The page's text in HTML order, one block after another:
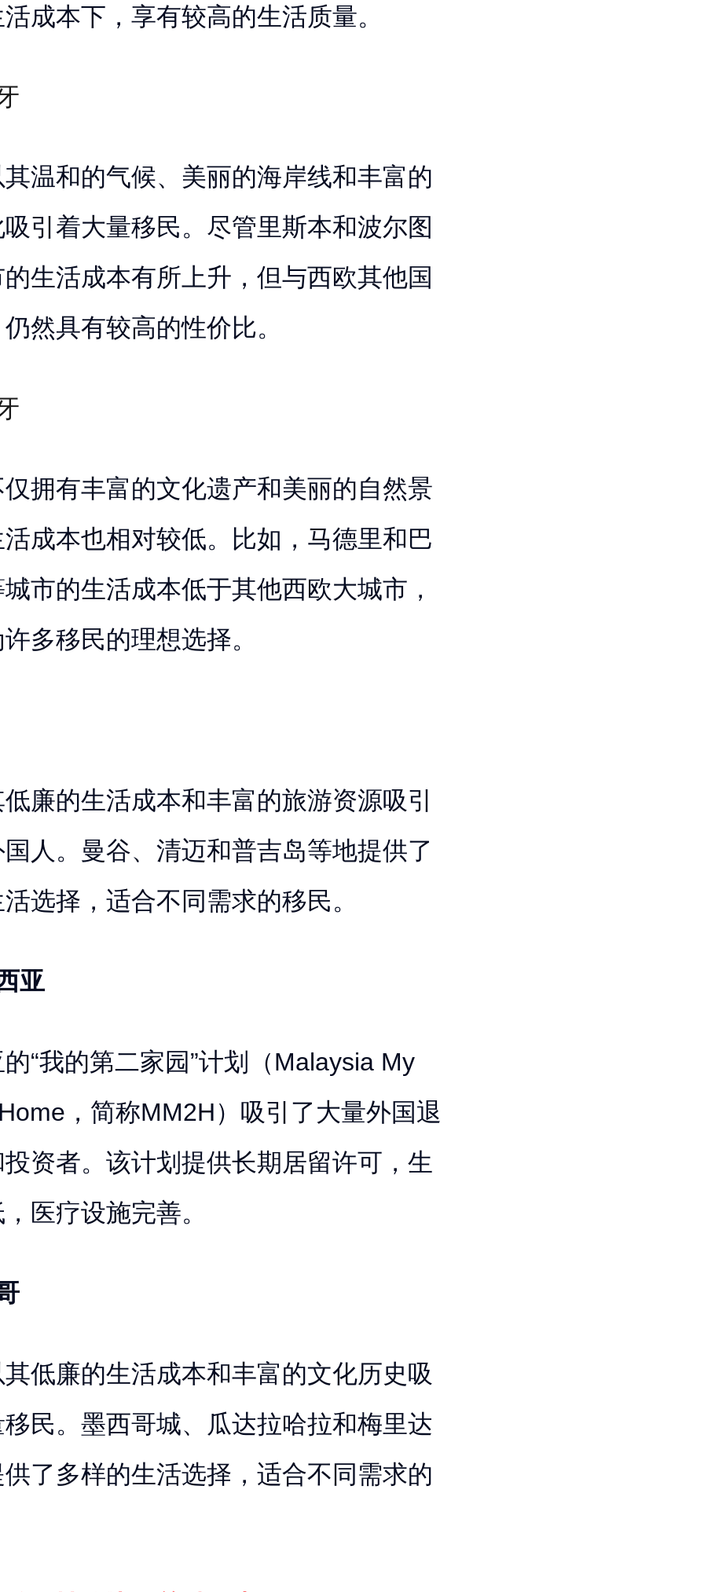
成本下，享有较高的生活质量。
温和的气候、美丽的海岸线和丰富的
引着大量移民。尽管里斯本和波尔图
生活成本有所上升，但与西欧其他国
然具有较高的性价比。
拥有丰富的文化遗产和美丽的自然景
成本也相对较低。比如，马德里和巴
市的生活成本低于其他西欧大城市，
多移民的理想选择。
廉的生活成本和丰富的旅游资源吸引
人。曼谷、清迈和普吉岛等地提供了
选择，适合不同需求的移民。
亚
“我的第二家园”计划（Malaysia My
，简称MM2H）吸引了大量外国退
资者。该计划提供长期居留许可，生
医疗设施完善。
低廉的生活成本和丰富的文化历史吸
民。墨西哥城、瓜达拉哈拉和梅里达
了多样的生活选择，适合不同需求的